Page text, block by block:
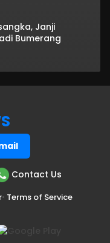
Janji
Bumerang
Contact Us
• Terms of Service